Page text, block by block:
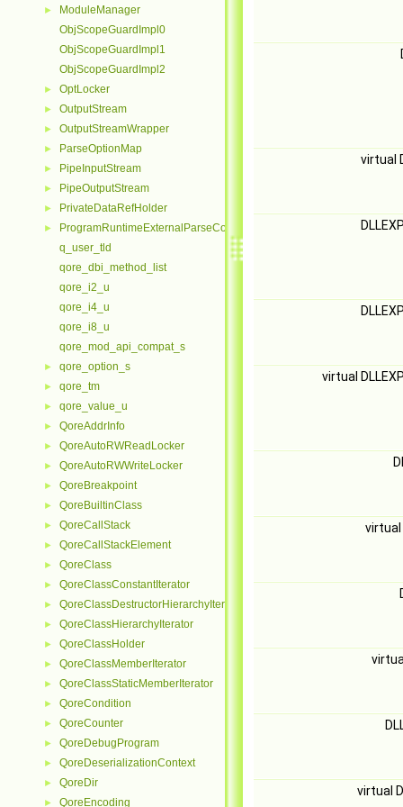
►
ModuleManager
ObjScopeGuardImpl0
ObjScopeGuardImpl1
ObjScopeGuardImpl2
► OptLocker
► OutputStream
► OutputStreamWrapper
► ParseOptionMap
► PipeInputStream
► PipeOutputStream
► PrivateDataRefHolder
►
ProgramRuntimeExternalParseContextHelper
q_user_tld
qore_dbi_method_list
qore_i2_u
qore_i4_u
qore_i8_u
qore_mod_api_compat_s
► qore_option_s
► qore_tm
► qore_value_u
► QoreAddrInfo
► QoreAutoRWReadLocker
► QoreAutoRWWriteLocker
► QoreBreakpoint
► QoreBuiltinClass
► QoreCallStack
► QoreCallStackElement
► QoreClass
► QoreClassConstantIterator
► QoreClassDestructorHierarchyIterator
► QoreClassHierarchyIterator
► QoreClassHolder
► QoreClassMemberIterator
► QoreClassStaticMemberIterator
► QoreCondition
► QoreCounter
► QoreDebugProgram
► QoreDeserializationContext
► QoreDir
► QoreEncoding
virtual
virtual
virtual
virtual